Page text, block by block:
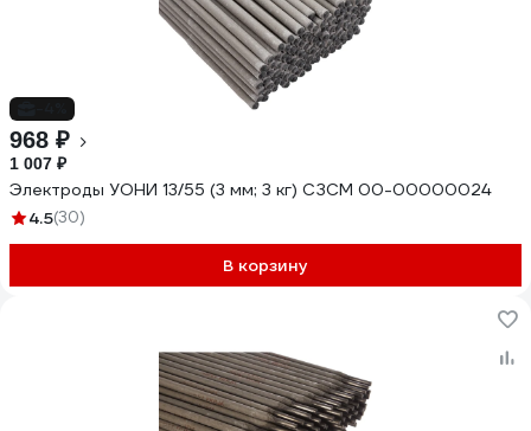
968 ₽
1 007 ₽
Электроды УОНИ 13/55 (3 мм; 3 кг) СЗСМ 00-00000024
4.5(30)
В корзину